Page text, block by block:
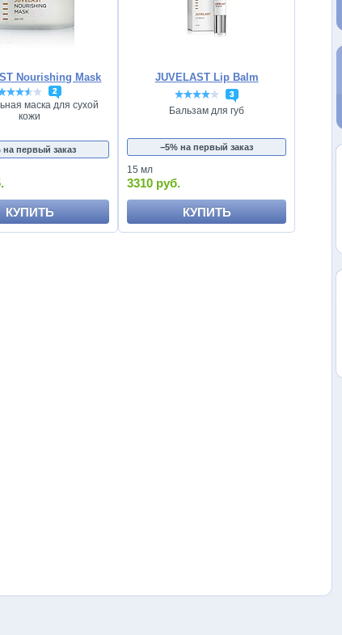
Nourishing Mask
2
маска для сухой
кожи
на первый заказ
КУПИТЬ
JUVELAST Lip Balm
3
Бальзам для губ
−5% на первый заказ
15 мл
3310 руб.
КУПИТЬ